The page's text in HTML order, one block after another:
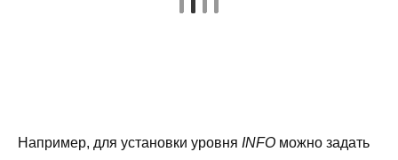
Например, для установки уровня INFO можно задать